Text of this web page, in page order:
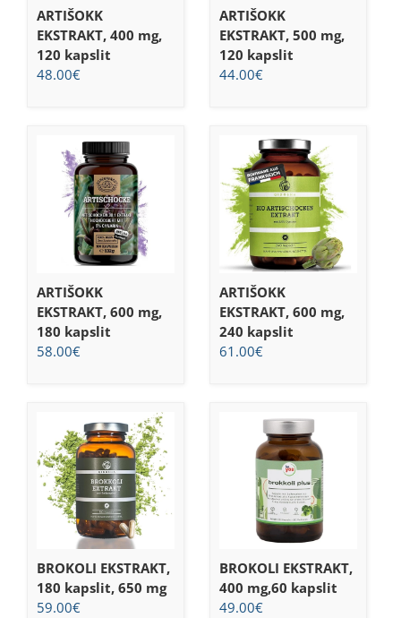
ARTIŠOKK
EKSTRAKT, 400 mg,
120 kapslit
48.00€
ARTIŠOKK
EKSTRAKT, 500 mg,
120 kapslit
44.00€
ARTIŠOKK
EKSTRAKT, 600 mg,
180 kapslit
58.00€
ARTIŠOKK
EKSTRAKT, 600 mg,
240 kapslit
61.00€
BROKOLI EKSTRAKT,
180 kapslit, 650 mg
59.00€
BROKOLI EKSTRAKT,
400 mg,60 kapslit
49.00€